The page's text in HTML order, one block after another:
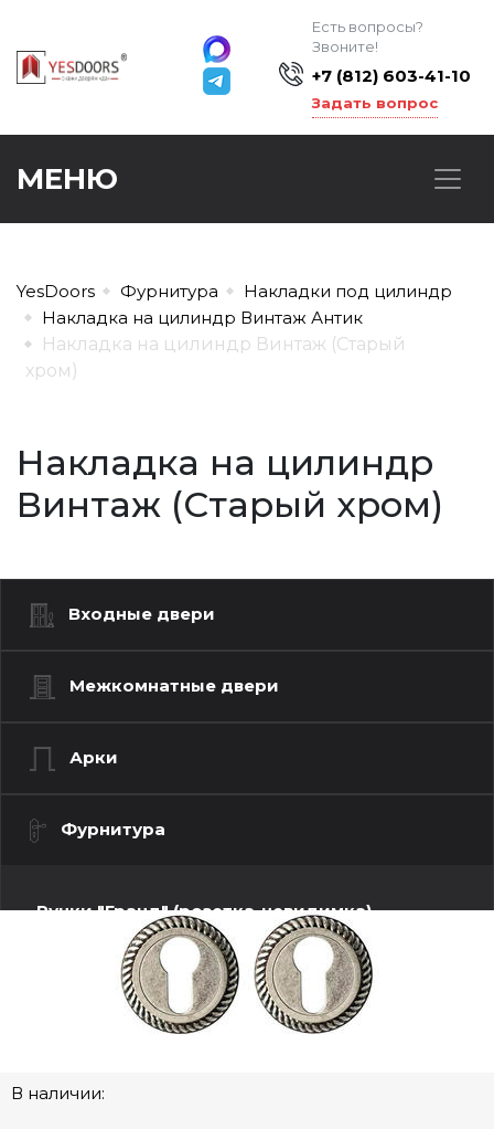
Есть вопросы?
Звоните!
+7 (812) 603-41-10
Задать вопрос
МЕНЮ
YesDoors Фурнитура
Накладки под цилиндр
Накладка на цилиндр Винтаж Антик
Накладка на цилиндр Винтаж (Старый
хром)
Накладка на цилиндр
Винтаж (Старый хром)
Входные двери
Межкомнатные двери
Арки
Фурнитура
Ручки "Гранд" (розетка-невидимка)
Ручки "Люкс" (моно квадрат)
Ручки "Люкс" (моно-круг)
Ручки "Стандарт" (квадратная розетка)
Ручки "Стандарт" (фигурная розетка)
В наличии: